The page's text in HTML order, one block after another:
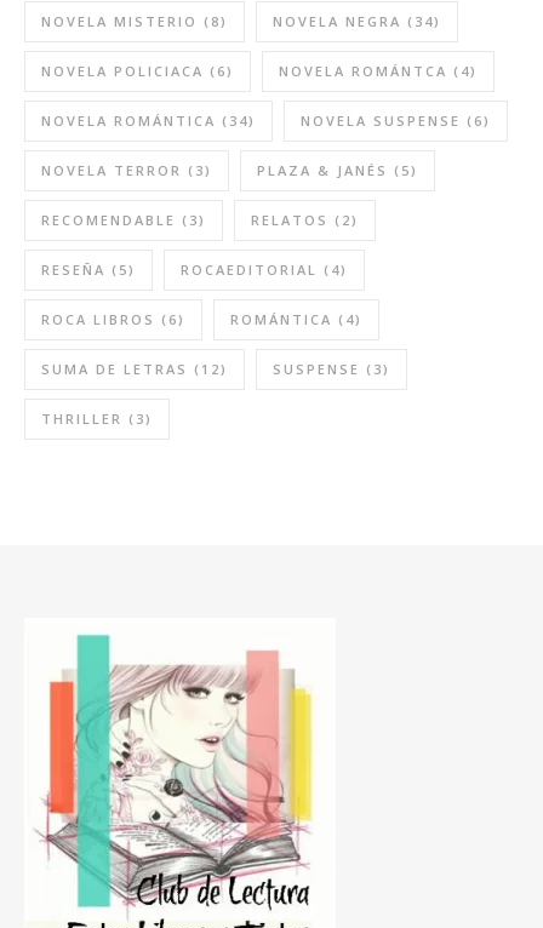
NOVELA MISTERIO (8) NOVELA NEGRA (34)
NOVELA POLICIACA (6) NOVELA ROMÁNTCA (4)
NOVELA ROMÁNTICA (34) NOVELA SUSPENSE (6)
NOVELA TERROR (3) PLAZA & JANÉS (5)
RECOMENDABLE (3) RELATOS (2)
RESEÑA (5) ROCAEDITORIAL (4)
ROCA LIBROS (6) ROMÁNTICA (4)
SUMA DE LETRAS (12) SUSPENSE (3)
THRILLER (3)